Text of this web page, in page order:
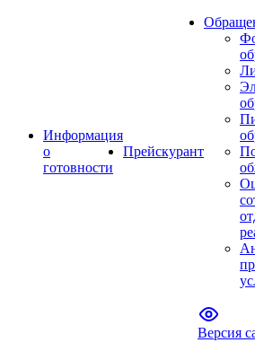
Информация
о
готовности
Прейскурант
Версия